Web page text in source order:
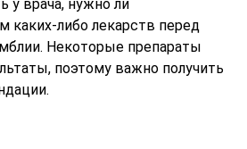
у врача, нужно ли
каких-либо лекарств перед
Некоторые препараты
поэтому важно получить